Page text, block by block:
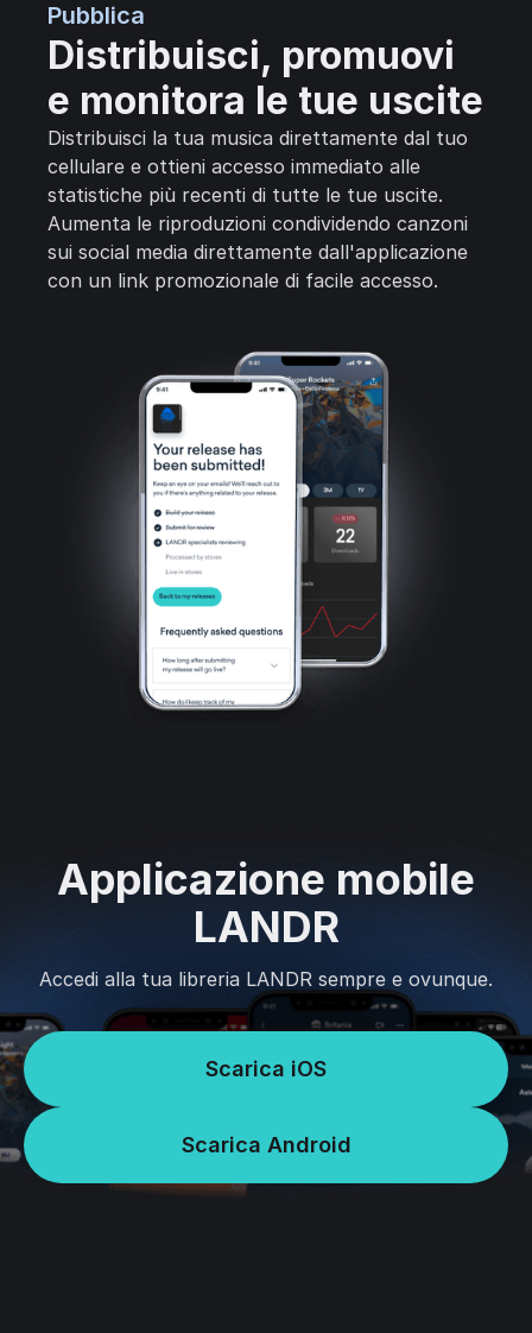
Pubblica
Distribuisci, promuovi
e monitora le tue uscite
Distribuisci la tua musica direttamente dal tuo
cellulare e ottieni accesso immediato alle
statistiche più recenti di tutte le tue uscite.
Aumenta le riproduzioni condividendo canzoni
sui social media direttamente dall'applicazione
con un link promozionale di facile accesso.
Applicazione mobile
LANDR
Accedi alla tua libreria LANDR sempre e ovunque.
Scarica iOS
Scarica Android